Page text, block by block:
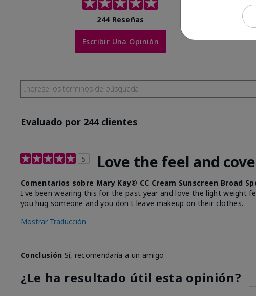
244 Reseñas
Escribir Una Opinión
Evaluado por 244 clientes
5 Love the feel and
Comentarios sobre Mary Kay® CC Cream Sunscreen Broad
I've been wearing this for the past year and love the light weight
you hug someone and you don't leave makeup on their clothes.
Mostrar Traducción
Conclusión Sí, recomendaría a un amigo
¿Le ha resultado útil esta opinión?